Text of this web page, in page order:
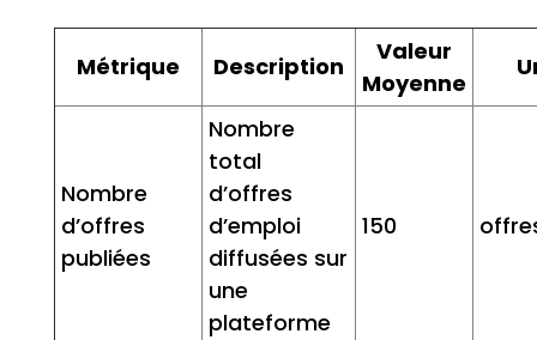
Métrique Description
Valeur
Moyenne
Nombre
d’offres
publiées
Nombre
total
d’offres
d’emploi
diffusées sur
une
plateforme
150